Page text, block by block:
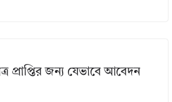
প্রাপ্তির জন্য যেভাবে আবেদন